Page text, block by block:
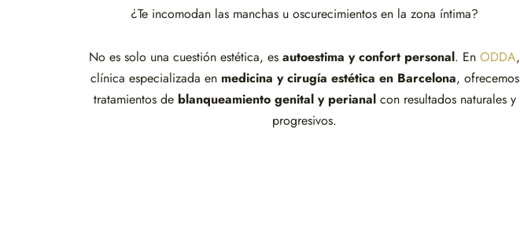
¿Te incomodan las manchas u oscurecimientos en la zona íntima?
No es solo una cuestión estética, es autoestima y confort personal. En ODDA,
clínica especializada en medicina y cirugía estética en Barcelona, ofrecemos
tratamientos de blanqueamiento genital y perianalcon resultados naturales y
progresivos.